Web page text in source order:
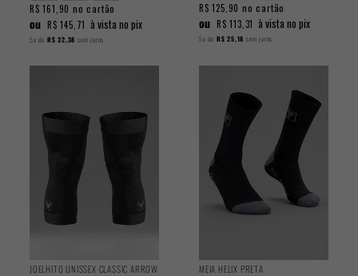
R$ 161,90 no cartão
ou R$ 145,71 à vista no pix
5x de R$ 32,38 sem juros
R$ 125,90 no cartão
ou R$ 113,31 à vista no pix
5x de R$ 25,18 sem juros
JOELHITO UNISSEX CLASSIC ARROW MEIA HELIX PRETA